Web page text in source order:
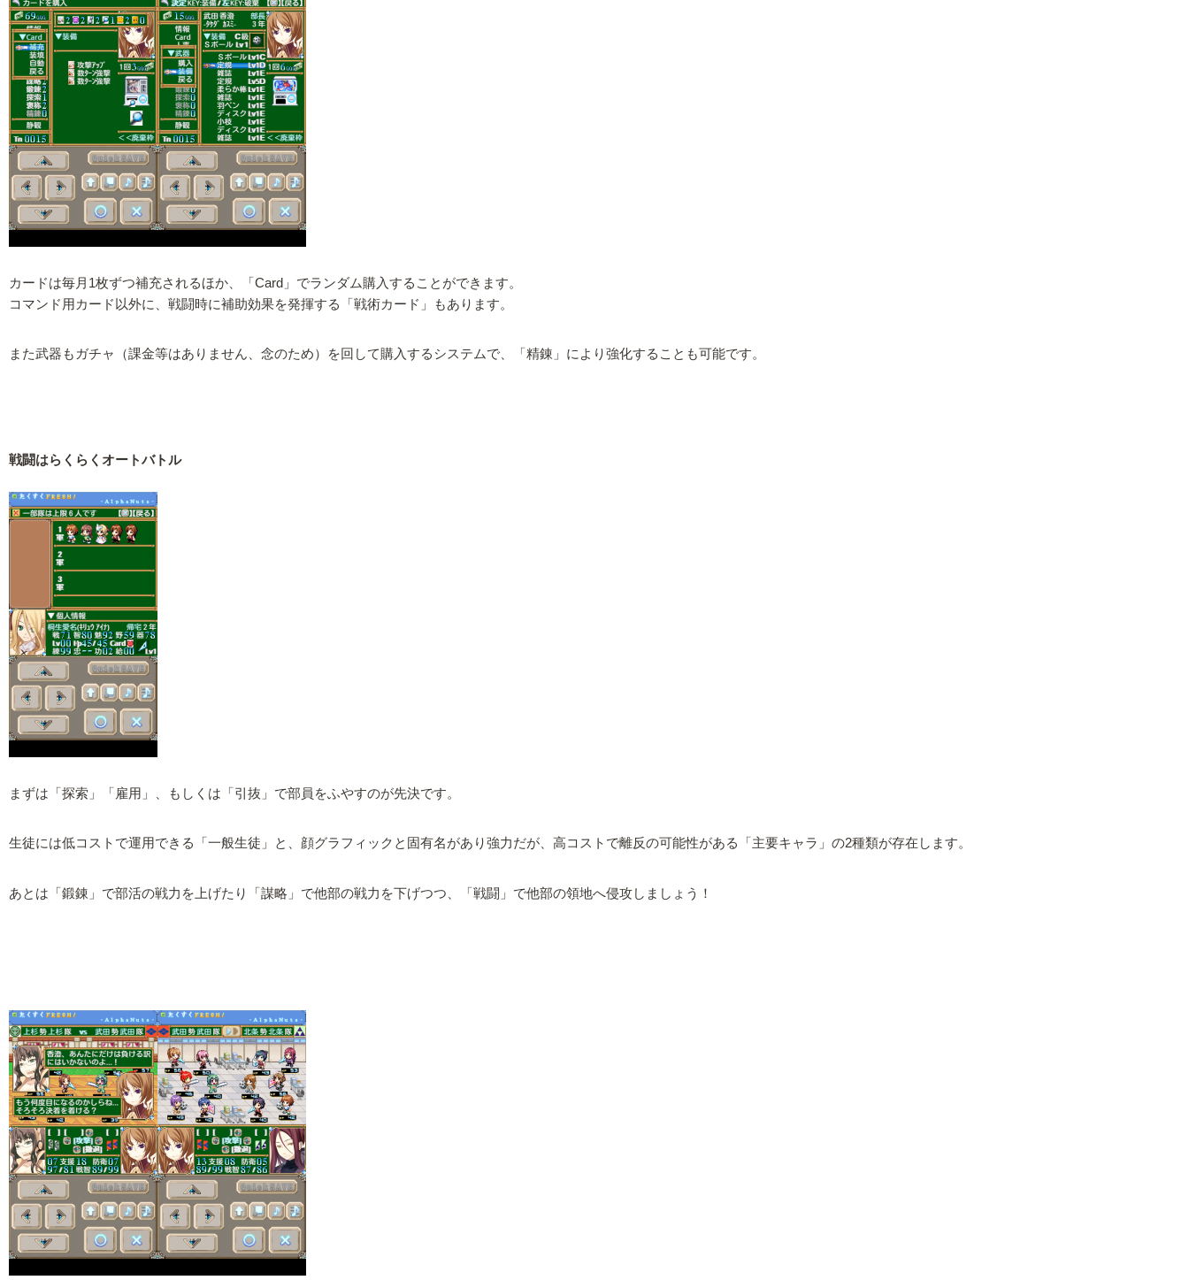
カードは毎月1枚ずつ補充されるほか、「Card」でランダム購入することができます。
コマンド用カード以外に、戦闘時に補助効果を発揮する「戦術カード」もあります。
また武器もガチャ（課金等はありません、念のため）を回して購入するシステムで、「精錬」により強化することも可能です。
戦闘はらくらくオートバトル
まずは「探索」「雇用」、もしくは「引抜」で部員をふやすのが先決です。
生徒には低コストで運用できる「一般生徒」と、顔グラフィックと固有名があり強力だが、高コストで離反の可能性がある「主要キャラ」の2種類が存在します。
あとは「鍛錬」で部活の戦力を上げたり「謀略」で他部の戦力を下げつつ、「戦闘」で他部の領地へ侵攻しましょう！